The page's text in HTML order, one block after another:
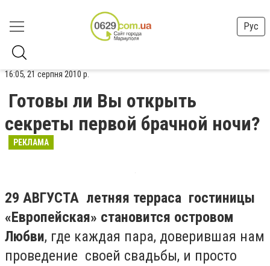
Рус
16:05, 21 серпня 2010 р.
Готовы ли Вы открыть
секреты первой брачной ночи?
РЕКЛАМА
29 АВГУСТА летняя терраса гостиницы
«Европейская» становится островом
Любви, где каждая пара, доверившая нам
проведение своей свадьбы, и просто